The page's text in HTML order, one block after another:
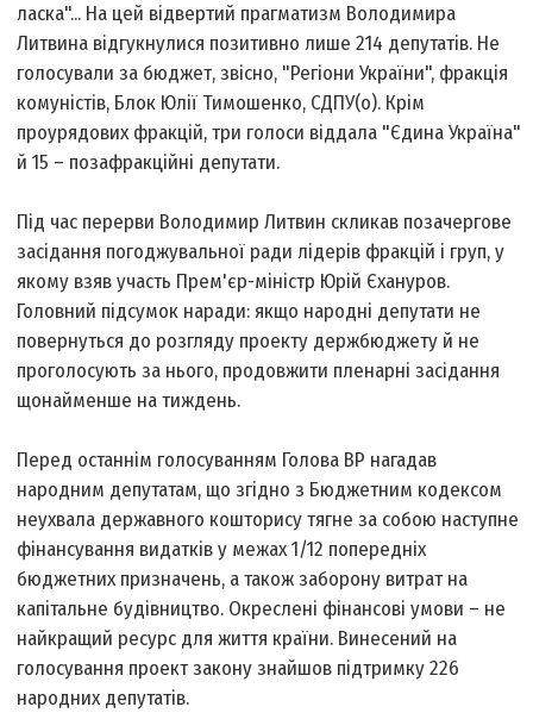
ласка"... На цей відвертий прагматизм Володимира
Литвина відгукнулися позитивно лише 214 депутатів. Не
голосували за бюджет, звісно, "Регіони України", фракція
комуністів, Блок Юлії Тимошенко, СДПУ(о). Крім
проурядових фракцій, три голоси віддала "Єдина Україна"
й 15 – позафракційні депутати.
Під час перерви Володимир Литвин скликав позачергове
засідання погоджувальної ради лідерів фракцій і груп, у
якому взяв участь Прем'єр-міністр Юрій Єхануров.
Головний підсумок наради: якщо народні депутати не
повернуться до розгляду проекту держбюджету й не
проголосують за нього, продовжити пленарні засідання
щонайменше на тиждень.
Перед останнім голосуванням Голова ВР нагадав
народним депутатам, що згідно з Бюджетним кодексом
неухвала державного кошторису тягне за собою наступне
фінансування видатків у межах 1/12 попередніх
бюджетних призначень, а також заборону витрат на
капітальне будівництво. Окреслені фінансові умови – не
найкращий ресурс для життя країни. Винесений на
голосування проект закону знайшов підтримку 226
народних депутатів.